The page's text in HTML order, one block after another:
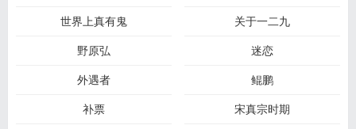
世界上真有鬼
关于一二九
野原弘
迷恋
外遇者
鲲鹏
补票
宋真宗时期